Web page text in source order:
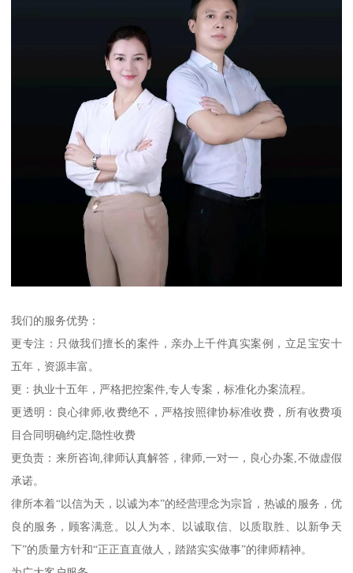
我们的服务优势：
更专注：只做我们擅长的案件，亲办上千件真实案例，立足宝安十
五年，资源丰富。
更：执业十五年，严格把控案件,专人专案，标准化办案流程。
更透明：良心律师,收费绝不，严格按照律协标准收费，所有收费项
目合同明确约定,隐性收费
更负责：来所咨询,律师认真解答，律师,一对一，良心办案,不做虚假
承诺。
律所本着“以信为天，以诚为本”的经营理念为宗旨，热诚的服务，优
良的服务，顾客满意。以人为本、以诚取信、以质取胜、以新争天
下”的质量方针和“正正直直做人，踏踏实实做事”的律师精神。